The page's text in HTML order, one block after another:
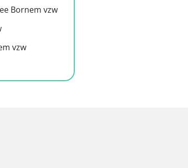
Bornem vzw
vzw